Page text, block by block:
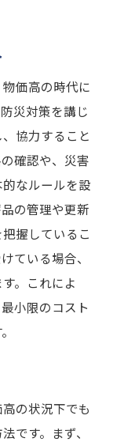
プのアイ
実現
法
ル
化法
イル
り組み
ス
重要性
拡充
定感
ヘッジ
関係
的な安心
価高の時代に
災対策を講じ
協力すること
確認や、災害
なルールを設
の管理や更新
握しているこ
ている場合、
。これによ
小限のコスト
の状況下でも
です。まず、